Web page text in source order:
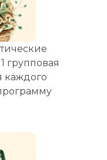
групповая
каждого